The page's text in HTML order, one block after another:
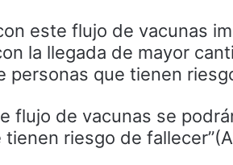
este flujo de vacunas
la llegada de mayor
personas que tienen
flujo de vacunas se
tienen riesgo de